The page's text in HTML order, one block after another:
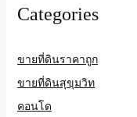
Categories
ขายที่ดินราคาถูก
ขายที่ดินสุขุมวิท
คอนโด